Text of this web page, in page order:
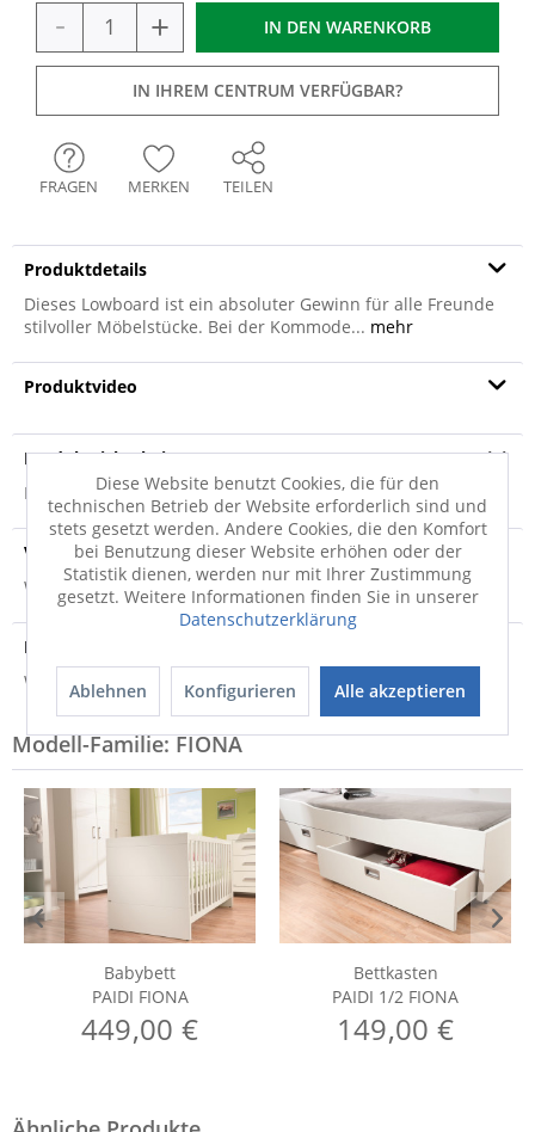
- + IN DEN WARENKORB
IN IHREM CENTRUM VERFÜGBAR?
FRAGEN MERKEN TEILEN
Produktdetails
Dieses Lowboard ist ein absoluter Gewinn für alle Freunde
stilvoller Möbelstücke. Bei der Kommode... mehr
Produktvideo
Produktsicherheit
Produktsicherheit
Versandinfo
Weitere Informationen zum Versand...
Hersteller
Weitere Informationen zum Hersteller...
Modell-Familie: FIONA
Babybett
PAIDI FIONA
449,00 €
Bettkasten
PAIDI 1/2 FIONA
149,00 €
Diese Website benutzt Cookies, die für den
technischen Betrieb der Website erforderlich sind und
stets gesetzt werden. Andere Cookies, die den Komfort
bei Benutzung dieser Website erhöhen oder der
Statistik dienen, werden nur mit Ihrer Zustimmung
gesetzt. Weitere Informationen finden Sie in unserer
Datenschutzerklärung
Ablehnen Konfigurieren Alle akzeptieren